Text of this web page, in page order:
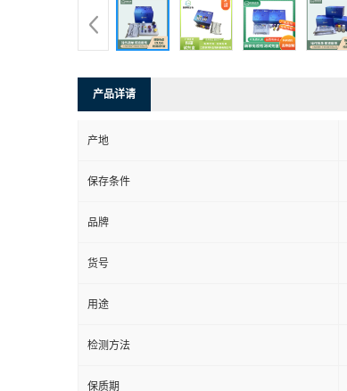
产品详请
产地
保存条件
品牌
货号
用途
检测方法
保质期